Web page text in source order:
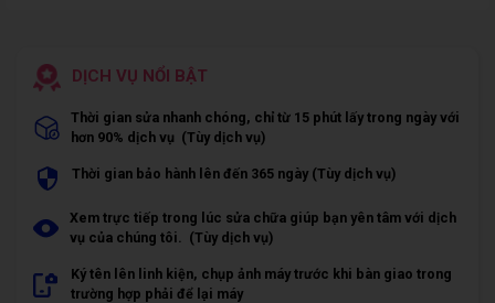
DỊCH VỤ NỔI BẬT
Thời gian sửa nhanh chóng, chỉ từ 15 phút lấy trong ngày với
hơn 90% dịch vụ (Tùy dịch vụ)
Thời gian bảo hành lên đến 365 ngày (Tùy dịch vụ)
Xem trực tiếp trong lúc sửa chữa giúp bạn yên tâm với dịch
vụ của chúng tôi. (Tùy dịch vụ)
Ký tên lên linh kiện, chụp ảnh máy trước khi bàn giao trong
trường hợp phải để lại máy